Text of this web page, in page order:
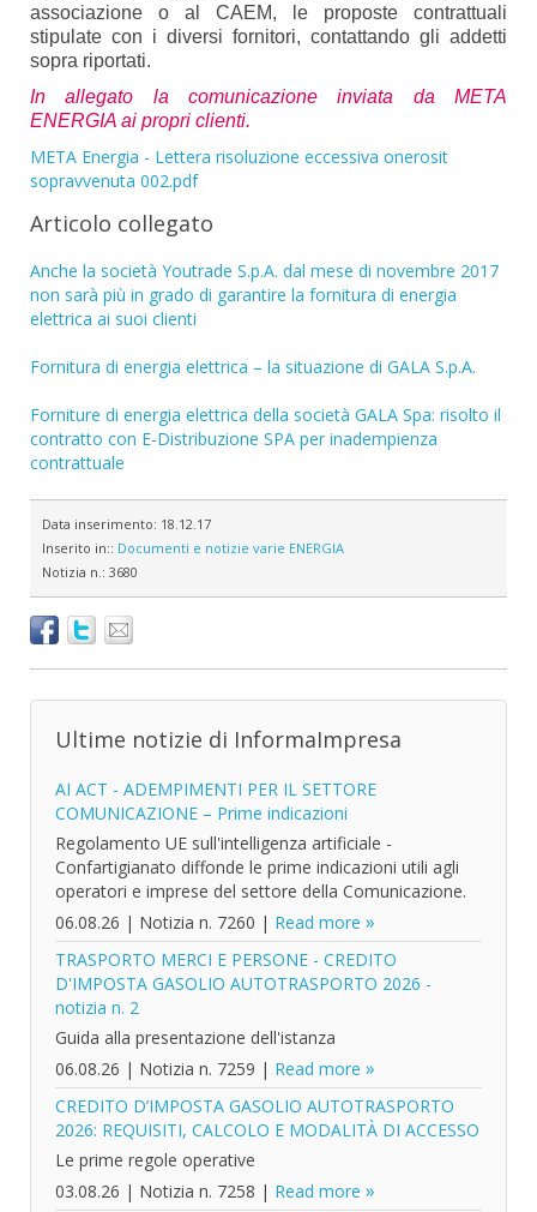
associazione o al CAEM, le proposte contrattuali
stipulate con i diversi fornitori, contattando gli addetti
sopra riportati.
In allegato la comunicazione inviata da META
ENERGIA ai propri clienti.
META Energia - Lettera risoluzione eccessiva onerosit
sopravvenuta 002.pdf
Articolo collegato
Anche la società Youtrade S.p.A. dal mese di novembre 2017
non sarà più in grado di garantire la fornitura di energia
elettrica ai suoi clienti
Fornitura di energia elettrica – la situazione di GALA S.p.A.
Forniture di energia elettrica della società GALA Spa: risolto il
contratto con E-Distribuzione SPA per inadempienza
contrattuale
Data inserimento: 18.12.17
Inserito in:: Documenti e notizie varie ENERGIA
Notizia n.: 3680
Ultime notizie di InformaImpresa
AI ACT - ADEMPIMENTI PER IL SETTORE
COMUNICAZIONE – Prime indicazioni
Regolamento UE sull'intelligenza artificiale -
Confartigianato diffonde le prime indicazioni utili agli
operatori e imprese del settore della Comunicazione.
06.08.26 | Notizia n. 7260 | Read more
TRASPORTO MERCI E PERSONE - CREDITO
D'IMPOSTA GASOLIO AUTOTRASPORTO 2026 -
notizia n. 2
Guida alla presentazione dell'istanza
06.08.26 | Notizia n. 7259 | Read more
CREDITO D’IMPOSTA GASOLIO AUTOTRASPORTO
2026: REQUISITI, CALCOLO E MODALITÀ DI ACCESSO
Le prime regole operative
03.08.26 | Notizia n. 7258 | Read more